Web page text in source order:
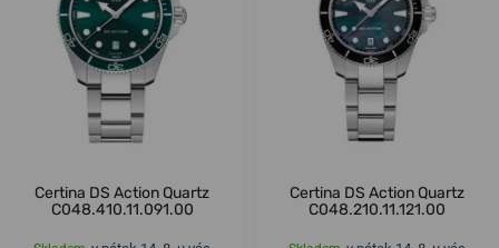
Certina DS Action Quartz
C048.410.11.091.00
Certina DS Action Quartz
C048.210.11.121.00